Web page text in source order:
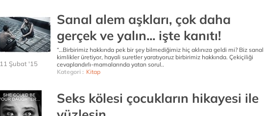
11 Şubat '15
Sanal alem aşkları, çok daha
gerçek ve yalın... işte kanıtı!
“…Birbirimiz hakkında pek bir şey bilmediğimiz hiç aklınıza geldi mi? Biz sanal
kimlikler üretiyor, hayali suretler yaratıyoruz birbirimiz hakkında. Çekiçiliği
cevaplandırlı-mamalarında yatan sorul..
Kategori : Kitap
Seks kölesi çocukların hikayesi ile